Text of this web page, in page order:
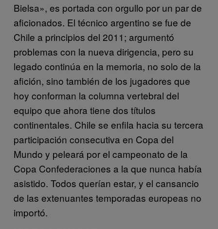
Bielsa», es portada con orgullo por un par de
aficionados. El técnico argentino se fue de
Chile a principios del 2011; argumentó
problemas con la nueva dirigencia, pero su
legado continúa en la memoria, no solo de la
afición, sino también de los jugadores que
hoy conforman la columna vertebral del
equipo que ahora tiene dos títulos
continentales. Chile se enfila hacia su tercera
participación consecutiva en Copa del
Mundo y peleará por el campeonato de la
Copa Confederaciones a la que nunca había
asistido. Todos querían estar, y el cansancio
de las extenuantes temporadas europeas no
importó.